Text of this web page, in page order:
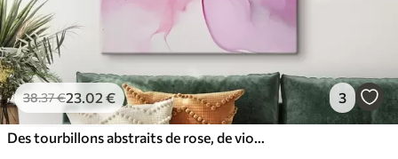
38.37€23.02 € 3
Des tourbillons abstraits de rose, de violet et de noir se fondent dans une composition fluide et organique, créant une impression de mouvement